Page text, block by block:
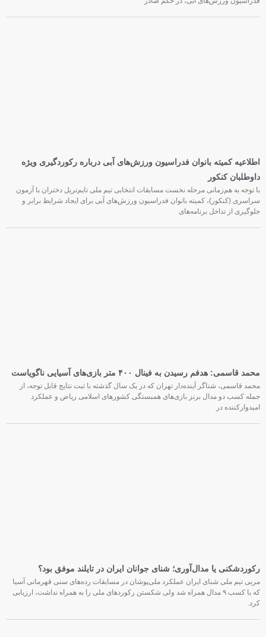
فدراسیون ورزش‌های آبی، در حکم صادر
اطلاعیه کمیته بانوان فدراسیون ورزش‌های آبی درباره رکوردگیری ویژه
داوطلبان کنکور
با توجه به هم‌زمانی مرحله نخست مسابقات انتخابی تیم ملی تایم‌تریل دختران با آزمون
سراسری (کنکور)، کمیته بانوان فدراسیون ورزش‌های آبی برای ایجاد شرایط برابر و
جلوگیری از تداخل برنامه‌های
محمد قاسمی: هدفم رسیدن به فینال ۴۰۰ متر بازی‌های آسیایی ناگویاست
محمد قاسمی، شناگر آینده‌دار تهران که در یک سال گذشته با ثبت نتایج قابل توجه، از
جمله کسب دو مدال برنز بازی‌های همبستگی کشورهای اسلامی ریاض و عملکرد
امیدوارکننده در
رکوردشکنی یا مدال‌آوری؛ شنای جوانان ایران در تایلند موفق بود؟
مربی تیم ملی شنای ایران عملکرد ملی‌پوشان در مسابقات رده‌های سنی قهرمانی آسیا
که با کسب ۹ مدال همراه شد ولی شکستن رکوردهای ملی را به همراه نداشت، ارزیابی
کرد.